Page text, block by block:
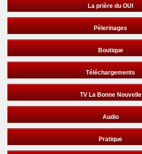
La prière du OUI
Pèlerinages
Boutique
Téléchargements
TV La Bonne Nouvelle
Audio
Pratique